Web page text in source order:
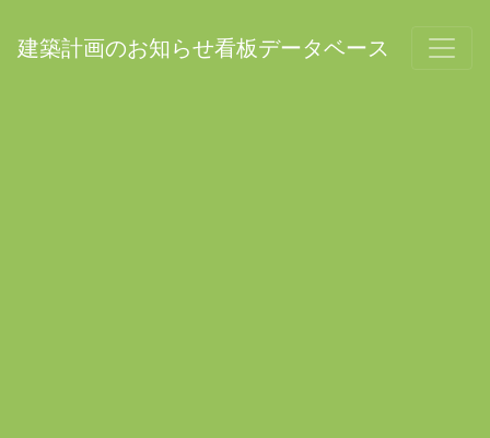
建築計画のお知らせ看板データベース